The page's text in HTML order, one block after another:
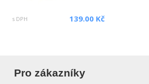
s DPH 139.00 Kč
Pro zákazníky